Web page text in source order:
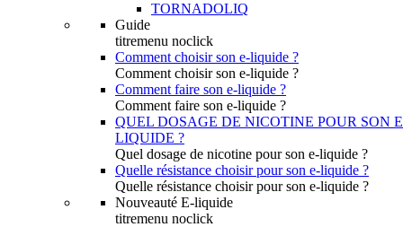
TORNADOLIQ
Guide
titremenu noclick
Comment choisir son e-liquide ?
Comment choisir son e-liquide ?
Comment faire son e-liquide ?
Comment faire son e-liquide ?
QUEL DOSAGE DE NICOTINE POUR SON
LIQUIDE ?
Quel dosage de nicotine pour son e-liquide ?
Quelle résistance choisir pour son e-liquide ?
Quelle résistance choisir pour son e-liquide ?
Nouveauté E-liquide
titremenu noclick